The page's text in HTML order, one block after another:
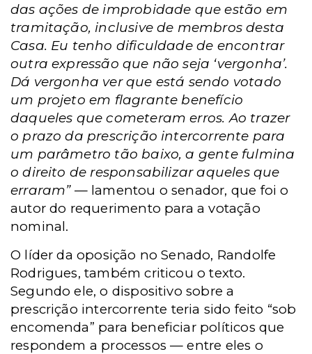
das ações de improbidade que estão em
tramitação, inclusive de membros desta
Casa. Eu tenho dificuldade de encontrar
outra expressão que não seja ‘vergonha’.
Dá vergonha ver que está sendo votado
um projeto em flagrante benefício
daqueles que cometeram erros. Ao trazer
o prazo da prescrição intercorrente para
um parâmetro tão baixo, a gente fulmina
o direito de responsabilizar aqueles que
erraram”— lamentou o senador, que foi o
autor do requerimento para a votação
nominal.
O líder da oposição no Senado, Randolfe
Rodrigues, também criticou o texto.
Segundo ele, o dispositivo sobre a
prescrição intercorrente teria sido feito “sob
encomenda” para beneficiar políticos que
respondem a processos — entre eles o